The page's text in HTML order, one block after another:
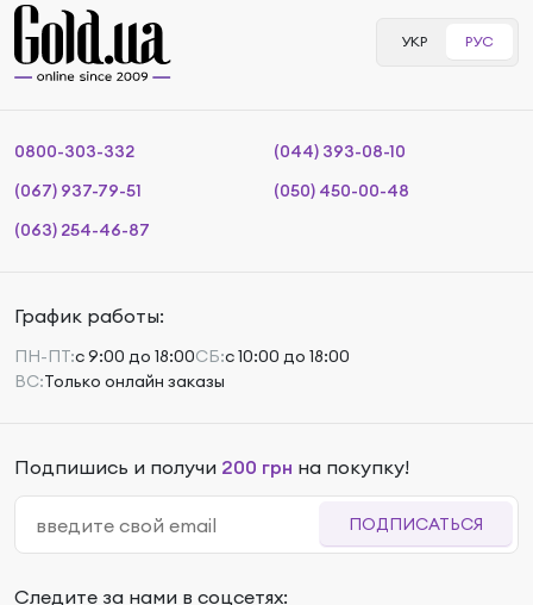
УКР РУС
0800-303-332
(044) 393-08-10
(067) 937-79-51
(050) 450-00-48
(063) 254-46-87
График работы:
ПН-ПТ:с 9:00 до 18:00СБ:с 10:00 до 18:00
ВС:Только онлайн заказы
Подпишись и получи 200 грн на покупку!
ПОДПИСАТЬСЯ
Следите за нами в соцсетях: